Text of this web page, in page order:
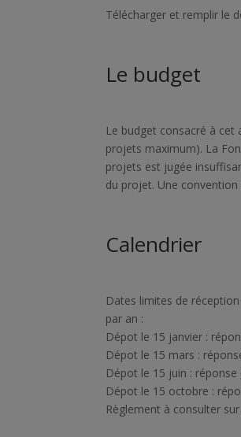
Télécharger et remplir le
Le budget
Le budget consacré à
projets maximum). La
projets est jugée
du projet. Une
Calendrier
Dates limites de
par an :
Dépot le 15 janvier :
Dépot le 15 mars :
Dépot le 15 juin :
Dépot le 15 octobre :
Règlement à consulter